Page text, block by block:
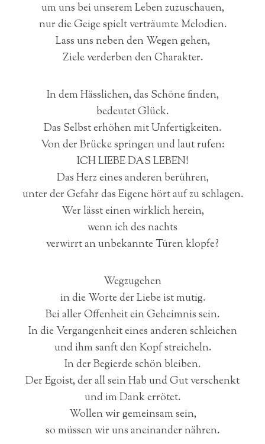
um uns bei unserem Leben zuzuschauen,
nur die Geige spielt verträumte Melodien.
Lass uns neben den Wegen gehen,
Ziele verderben den Charakter.
In dem Hässlichen, das Schöne finden,
bedeutet Glück.
Das Selbst erhöhen mit Unfertigkeiten.
Von der Brücke springen und laut rufen:
ICH LIEBE DAS LEBEN!
Das Herz eines anderen berühren,
unter der Gefahr das Eigene hört auf zu schlagen.
Wer lässt einen wirklich herein,
wenn ich des nachts
verwirrt an unbekannte Türen klopfe?
Wegzugehen
in die Worte der Liebe ist mutig.
Bei aller Offenheit ein Geheimnis sein.
In die Vergangenheit eines anderen schleichen
und ihm sanft den Kopf streicheln.
In der Begierde schön bleiben.
Der Egoist, der all sein Hab und Gut verschenkt
und im Dank errötet.
Wollen wir gemeinsam sein,
so müssen wir uns aneinander nähren.